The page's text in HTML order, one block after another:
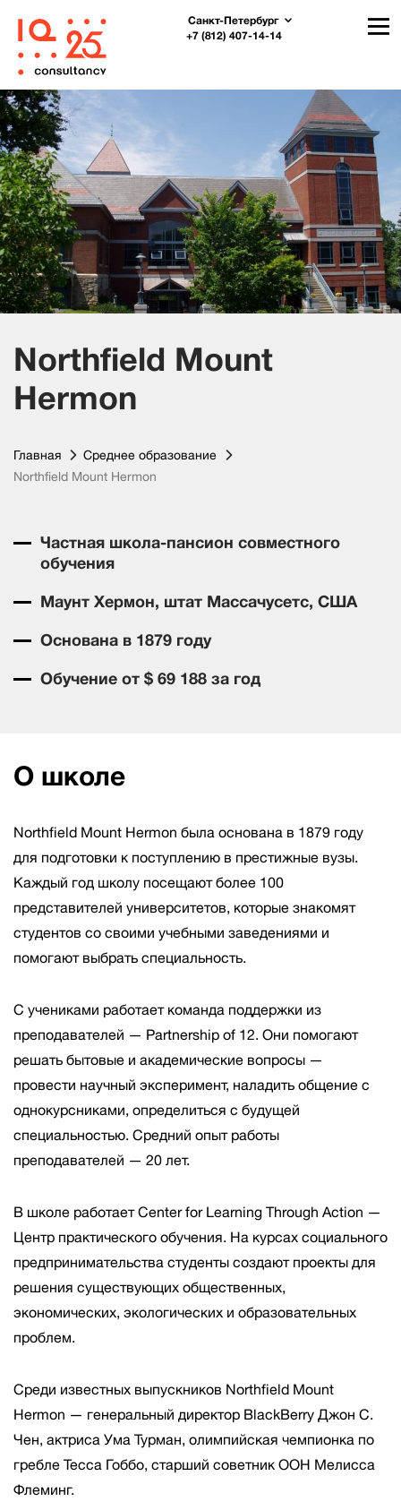
Санкт-Петербург
+7 (812) 407-14-14
Northfield Mount
Hermon
Главная
Среднее образование
Northfield Mount Hermon
Частная школа-пансион совместного
обучения
Маунт Хермон, штат Массачусетс, США
Основана в 1879 году
Обучение от $ 69 188 за год
О школе
Northfield Mount Hermon была основана в 1879 году
для подготовки к поступлению в престижные вузы.
Каждый год школу посещают более 100
представителей университетов, которые знакомят
студентов со своими учебными заведениями и
помогают выбрать специальность.
С учениками работает команда поддержки из
преподавателей — Partnership of 12. Они помогают
решать бытовые и академические вопросы —
провести научный эксперимент, наладить общение с
однокурсниками, определиться с будущей
специальностью. Средний опыт работы
преподавателей — 20 лет.
В школе работает Center for Learning Through Action —
Центр практического обучения. На курсах социального
предпринимательства студенты создают проекты для
решения существующих общественных,
экономических, экологических и образовательных
проблем.
Среди известных выпускников Northfield Mount
Hermon — генеральный директор BlackBerry Джон С.
Чен, актриса Ума Турман, олимпийская чемпионка по
гребле Тесса Гоббо, старший советник ООН Мелисса
Флеминг.